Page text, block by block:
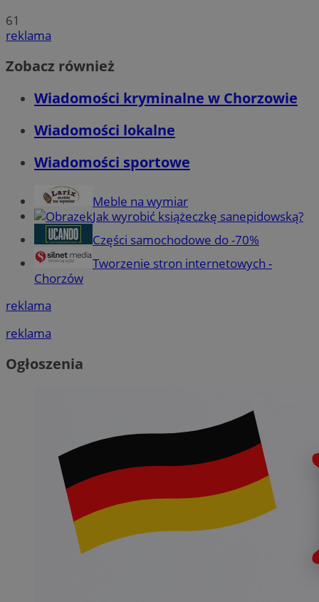
61
reklama
Zobacz również
Wiadomości kryminalne w Chorzowie
Wiadomości lokalne
Wiadomości sportowe
Meble na wymiar
Jak wyrobić książeczkę sanepidowską?
Części samochodowe do -70%
Tworzenie stron internetowych -
Chorzów
reklama
reklama
Ogłoszenia